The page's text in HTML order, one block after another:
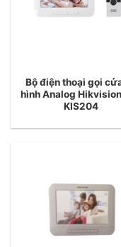
Bộ điện thoại gọi
hình Analog
KIS204